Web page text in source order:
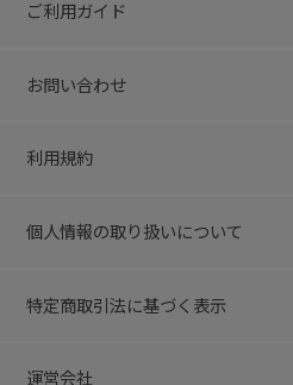
ご利用ガイド
お問い合わせ
利用規約
個人情報の取り扱いについて
特定商取引法に基づく表示
運営会社